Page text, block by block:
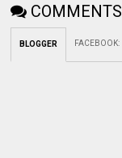
COMMENTS
BLOGGER FACEBOOK: